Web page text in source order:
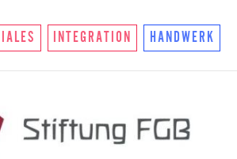
INTEGRATION HANDWERK